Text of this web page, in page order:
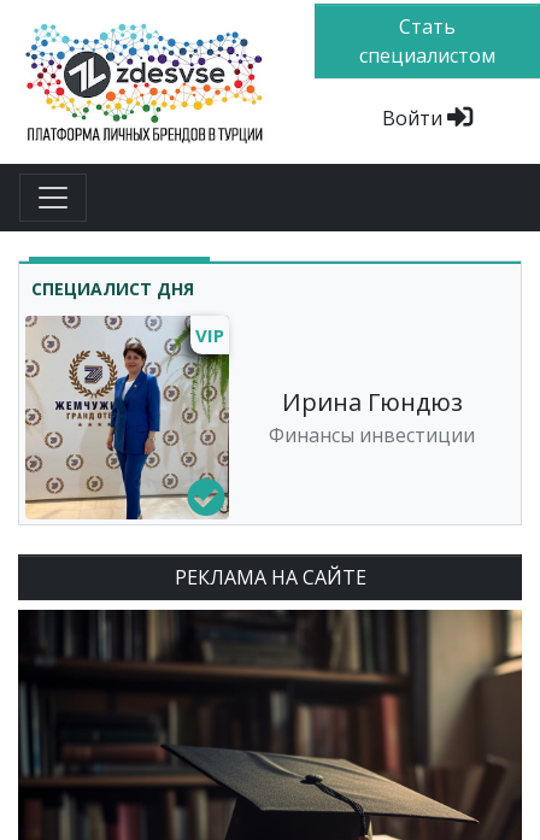
Стать
специалистом
Войти
СПЕЦИАЛИСТ ДНЯ
VIP
Ирина Гюндюз
Финансы инвестиции
РЕКЛАМА НА САЙТЕ